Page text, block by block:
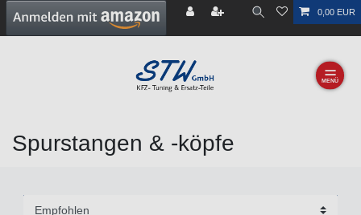
0,00 EUR
☰
Spurstangen & -köpfe